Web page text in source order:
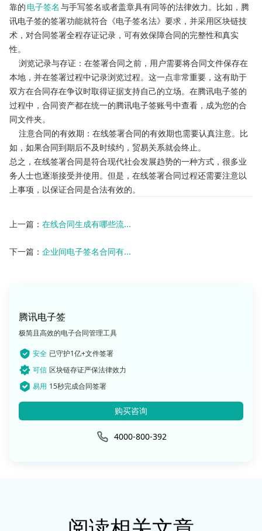
靠的 电子签名 与手写签名或者盖章具有同等的法律效力。比如，腾
讯电子签的签署功能就符合《电子签名法》要求，并采用区块链技
术，对合同签署全程存证记录，可有效保障合同的完整性和真实
性。
浏览记录与存证：在签署合同之前，用户需要将合同文件保存在
本地，并在签署过程中记录浏览过程。这一点非常重要，这有助于
双方在合同存在争议时取得证据支持自己的立场。在腾讯电子签的
过程中，合同资产都在统一的腾讯电子签账号中查看，成为您的合
同文件夹。
注意合同的有效期：在线签署合同的有效期也需要认真注意。比
如，如果合同到期后不及时续约，贸易关系就会终止。
总之，在线签署合同是符合现代社会发展趋势的一种方式，很多业
务人士也逐渐接受并使用。但是，在线签署合同过程还需要注意以
上事项，以保证合同是合法有效的。
上一篇： 在线合同生成有哪些流...
下一篇： 企业间电子签名合同有...
腾讯电子签
极简且高效的电子合同管理工具
安全 已守护1亿+文件签署
可信 区块链存证严保法律效力
易用 15秒完成合同签署
购买咨询
4000-800-392